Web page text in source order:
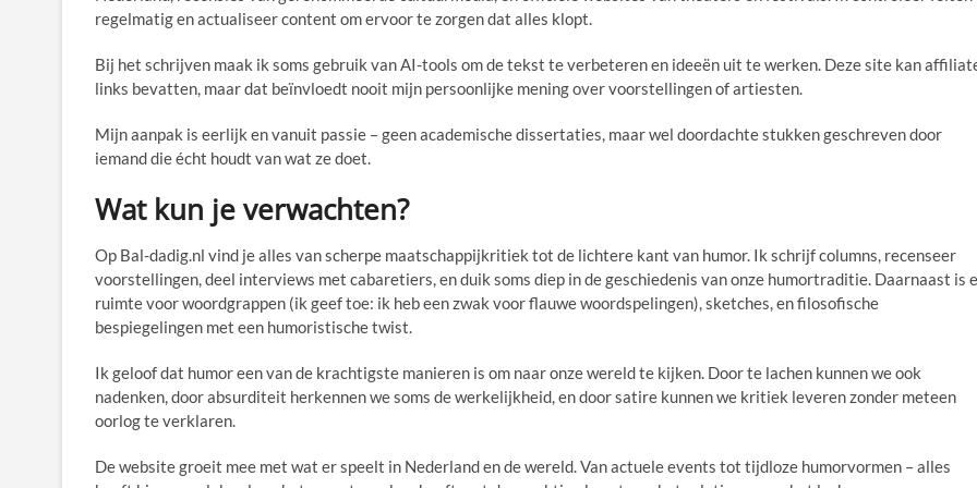
regelmatig en actualiseer content om ervoor te zorgen dat alles klopt.
Bij het schrijven maak ik soms gebruik van AI-tools om de tekst te verbeteren en ideeën uit te werken. Deze site kan
links bevatten, maar dat beïnvloedt nooit mijn persoonlijke mening over voorstellingen of artiesten.
Mijn aanpak is eerlijk en vanuit passie – geen academische dissertaties, maar wel doordachte stukken geschreven door
iemand die écht houdt van wat ze doet.
Wat kun je verwachten?
Op Bal-dadig.nl vind je alles van scherpe maatschappijkritiek tot de lichtere kant van humor. Ik schrijf columns, recenseer
voorstellingen, deel interviews met cabaretiers, en duik soms diep in de geschiedenis van onze humortraditie. Daarnaast is
ruimte voor woordgrappen (ik geef toe: ik heb een zwak voor flauwe woordspelingen), sketches, en filosofische
bespiegelingen met een humoristische twist.
Ik geloof dat humor een van de krachtigste manieren is om naar onze wereld te kijken. Door te lachen kunnen we ook
nadenken, door absurditeit herkennen we soms de werkelijkheid, en door satire kunnen we kritiek leveren zonder meteen
oorlog te verklaren.
De website groeit mee met wat er speelt in Nederland en de wereld. Van actuele events tot tijdloze humorvormen – alles